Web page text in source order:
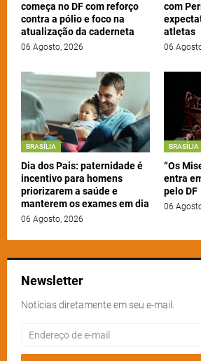
começa no DF com reforço
contra a pólio e foco na
atualização da caderneta
06 Agosto, 2026
com
atletas
06
BRASÍLIA
Dia dos Pais: paternidade é
incentivo para homens
priorizarem a saúde e
manterem os exames em dia
06 Agosto, 2026
BRASÍLIA
“Os
entra
pelo DF
06
Newsletter
Notícias diretamente em seu e-mail.